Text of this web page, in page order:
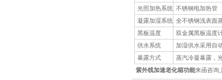
光照加热系统 不锈钢电加热管
凝露加湿系统 全不锈钢浅表面
黑板温度
双金属黑板温度
供水系统
加湿供水采用自
暴露方式
蒸汽冷凝暴露，
紫外线加速老化箱功能来函咨询